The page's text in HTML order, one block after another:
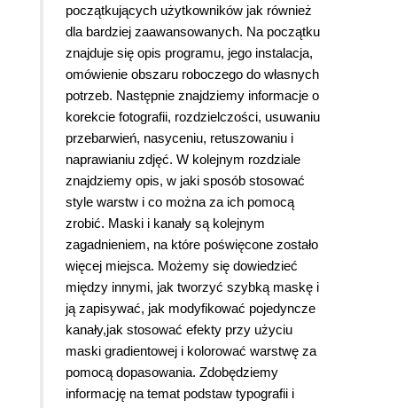
początkujących użytkowników jak również
dla bardziej zaawansowanych. Na początku
znajduje się opis programu, jego instalacja,
omówienie obszaru roboczego do własnych
potrzeb. Następnie znajdziemy informacje o
korekcie fotografii, rozdzielczości, usuwaniu
przebarwień, nasyceniu, retuszowaniu i
naprawianiu zdjęć. W kolejnym rozdziale
znajdziemy opis, w jaki sposób stosować
style warstw i co można za ich pomocą
zrobić. Maski i kanały są kolejnym
zagadnieniem, na które poświęcone zostało
więcej miejsca. Możemy się dowiedzieć
między innymi, jak tworzyć szybką maskę i
ją zapisywać, jak modyfikować pojedyncze
kanały,jak stosować efekty przy użyciu
maski gradientowej i kolorować warstwę za
pomocą dopasowania. Zdobędziemy
informację na temat podstaw typografii i